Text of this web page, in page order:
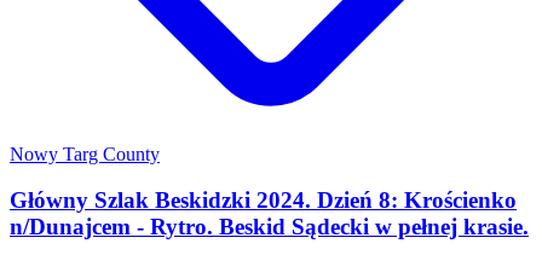
Nowy Targ County
Główny Szlak Beskidzki 2024. Dzień 8: Krościenko
n/Dunajcem - Rytro. Beskid Sądecki w pełnej krasie.